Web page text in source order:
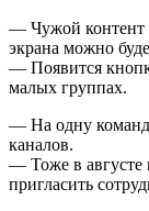
— Чужой контент
экрана можно
— Появится
малых группах.
— На одну
каналов.
— Тоже в августе
пригласить